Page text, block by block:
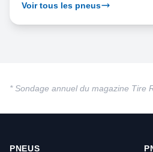
Voir tous les pneus
* Sondage annuel du magazine Tire
PNEUS